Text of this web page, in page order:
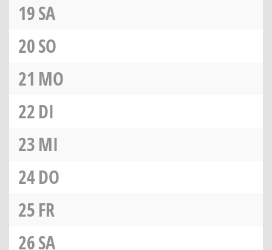
19SA
20SO
21 MO
22DI
23MI
24DO
25FR
26SA